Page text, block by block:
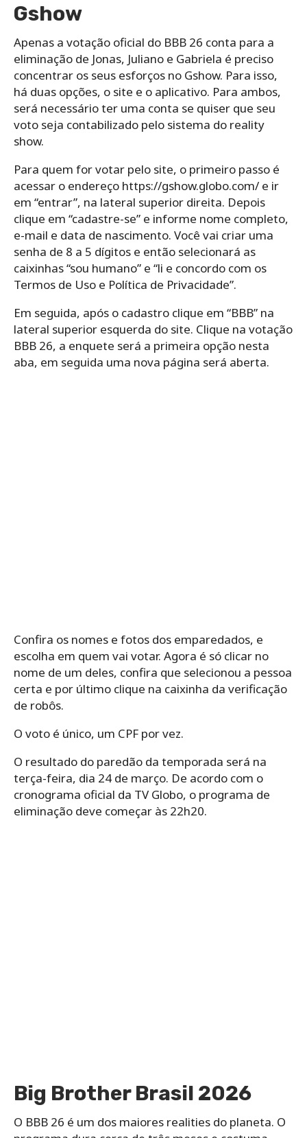
Gshow
Apenas a votação oficial do BBB 26 conta para a
eliminação de Jonas, Juliano e Gabriela é preciso
concentrar os seus esforços no Gshow. Para isso,
há duas opções, o site e o aplicativo. Para ambos,
será necessário ter uma conta se quiser que seu
voto seja contabilizado pelo sistema do reality
show.
Para quem for votar pelo site, o primeiro passo é
acessar o endereço https://gshow.globo.com/ e ir
em “entrar”, na lateral superior direita. Depois
clique em “cadastre-se” e informe nome completo,
e-mail e data de nascimento. Você vai criar uma
senha de 8 a 5 dígitos e então selecionará as
caixinhas “sou humano” e “li e concordo com os
Termos de Uso e Política de Privacidade”.
Em seguida, após o cadastro clique em “BBB” na
lateral superior esquerda do site. Clique na votação
BBB 26, a enquete será a primeira opção nesta
aba, em seguida uma nova página será aberta.
Confira os nomes e fotos dos emparedados, e
escolha em quem vai votar. Agora é só clicar no
nome de um deles, confira que selecionou a pessoa
certa e por último clique na caixinha da verificação
de robôs.
O voto é único, um CPF por vez.
O resultado do paredão da temporada será na
terça-feira, dia 24 de março. De acordo com o
cronograma oficial da TV Globo, o programa de
eliminação deve começar às 22h20.
Big Brother Brasil 2026
O BBB 26 é um dos maiores realities do planeta. O